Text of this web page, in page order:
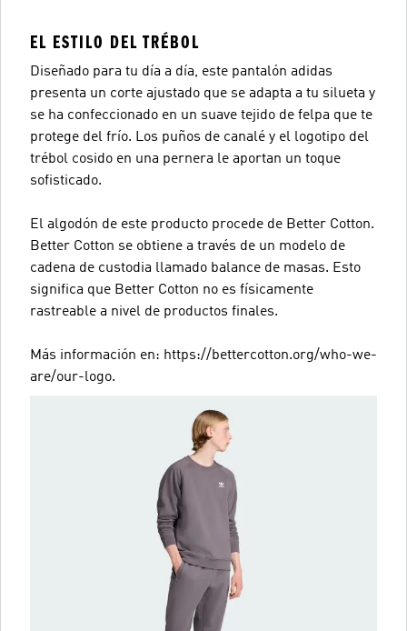
EL ESTILO DEL TRÉBOL
Diseñado para tu día a día, este pantalón adidas
presenta un corte ajustado que se adapta a tu silueta y
se ha confeccionado en un suave tejido de felpa que te
protege del frío. Los puños de canalé y el logotipo del
trébol cosido en una pernera le aportan un toque
sofisticado.
El algodón de este producto procede de Better Cotton.
Better Cotton se obtiene a través de un modelo de
cadena de custodia llamado balance de masas. Esto
significa que Better Cotton no es físicamente
rastreable a nivel de productos finales.
Más información en: https://bettercotton.org/who-we-
are/our-logo.